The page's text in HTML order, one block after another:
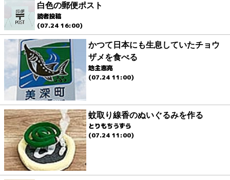
白色の郵便ポスト
読者投稿
(07.24 16:00)
かつて日本にも生息していたチョウ
ザメを食べる
地主恵亮
(07.24 11:00)
蚊取り線香のぬいぐるみを作る
とりもちうずら
(07.24 11:00)